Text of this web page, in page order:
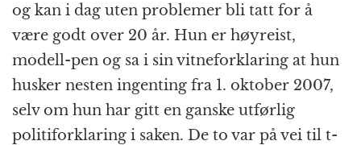
og kan i dag uten problemer bli tatt for å
være godt over 20 år. Hun er høyreist,
modell-pen og sa i sin vitneforklaring at hun
husker nesten ingenting fra 1. oktober 2007,
selv om hun har gitt en ganske utførlig
politiforklaring i saken. De to var på vei til t-